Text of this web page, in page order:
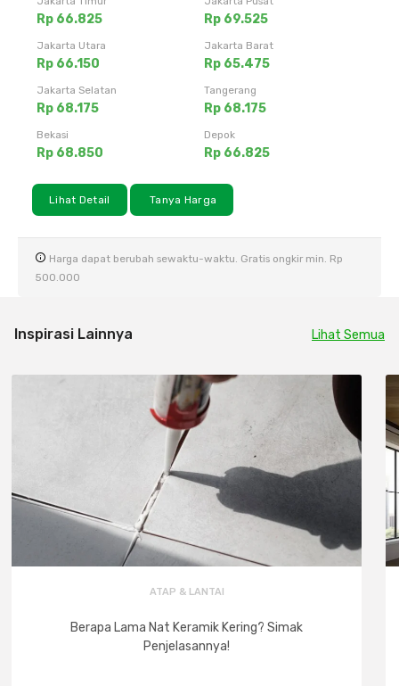
Rp 66.825 Rp 69.525
Jakarta Utara
Rp 66.150
Jakarta Barat
Rp 65.475
Jakarta Selatan
Rp 68.175
Tangerang
Rp 68.175
Bekasi
Rp 68.850
Depok
Rp 66.825
Lihat Detail Tanya Harga
Harga dapat berubah sewaktu-waktu. Gratis ongkir min. Rp
500.000
Inspirasi Lainnya Lihat Semua
ATAP & LANTAI
Berapa Lama Nat Keramik Kering? Simak
Penjelasannya!